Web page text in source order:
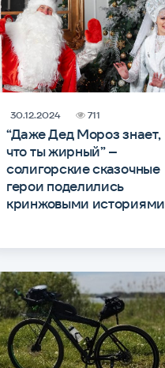
“Даже Дед Мороз знает,
что ты жирный” –
солигорские сказочные
герои поделились
кринжовыми историями
30.12.2024 711